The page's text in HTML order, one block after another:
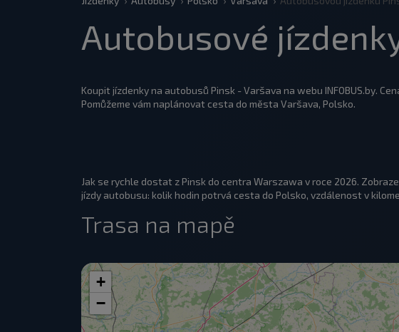
Autobusové
Koupit jízdenky na autobusů Pinsk - Varšava na webu INFOBUS.by.
Pomůžeme vám naplánovat cesta do města Varšava, Polsko.
Jak se rychle dostat z Pinsk do centra Warszawa v roce 2026.
jízdy autobusu: kolik hodin potrvá cesta do Polsko, vzdálenost v
Trasa na mapě
+
−